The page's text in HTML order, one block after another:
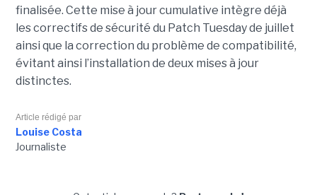
finalisée. Cette mise à jour cumulative intègre déjà
les correctifs de sécurité du Patch Tuesday de juillet
ainsi que la correction du problème de compatibilité,
évitant ainsi l’installation de deux mises à jour
distinctes.
Article rédigé par
Louise Costa
Journaliste